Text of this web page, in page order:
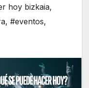
hoy bizkaia,
, #eventos,